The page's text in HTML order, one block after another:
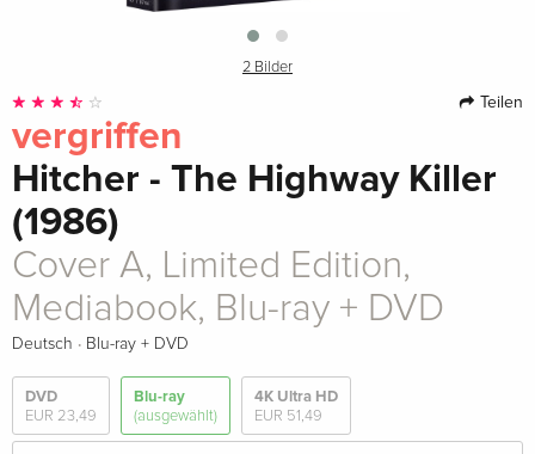
2 Bilder
Teilen
vergriffen
Hitcher - The Highway Killer
(1986)
Cover A, Limited Edition,
Mediabook, Blu-ray + DVD
Deutsch · Blu-ray + DVD
DVD
EUR 23,49
Blu-ray
(ausgewählt)
4K Ultra HD
EUR 51,49